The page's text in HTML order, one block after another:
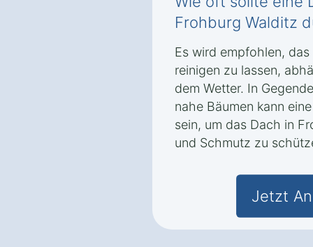
Frohburg Walditz
Es wird empfohlen,
reinigen zu lassen,
dem Wetter. In
nahe Bäumen kann
sein, um das Dach in
und Schmutz zu
Jetzt